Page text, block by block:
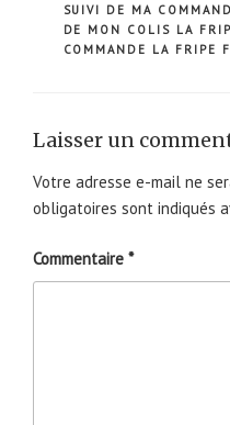
SUIVI DE MA
DE MON COLIS LA
COMMANDE LA FRIPE
Laisser un
Votre adresse e-mail ne
obligatoires sont indiqués
Commentaire *